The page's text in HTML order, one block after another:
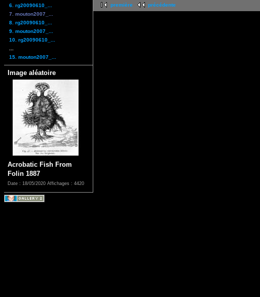
6. rg20090610_...
7. mouton2007_...
8. rg20090610_...
9. mouton2007_...
10. rg20090610_...
15. mouton2007_...
Image aléatoire
Acrobatic Fish From
Folin 1887
Date : 18/05/2020 Affichages : 4420
première précédente